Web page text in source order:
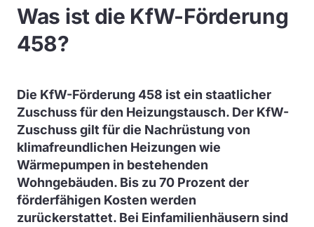
Was ist die KfW-Förderung
458?
Die KfW-Förderung 458 ist ein staatlicher
Zuschuss für den Heizungstausch. Der KfW-
Zuschuss gilt für die Nachrüstung von
klimafreundlichen Heizungen wie
Wärmepumpen in bestehenden
Wohngebäuden. Bis zu 70 Prozent der
förderfähigen Kosten werden
zurückerstattet. Bei Einfamilienhäusern sind